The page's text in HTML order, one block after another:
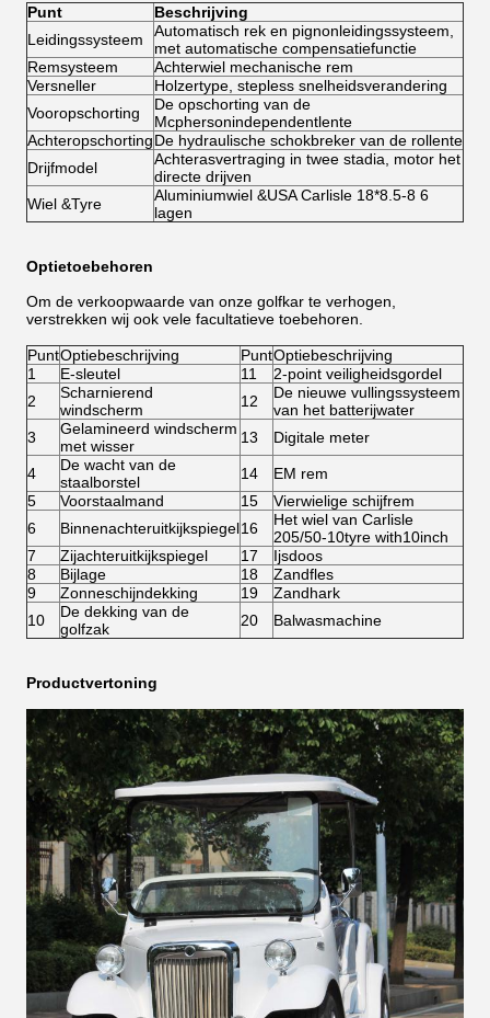
Punt
Beschrijving
Leidingssysteem
Automatisch rek en pignonleidingssysteem,
met automatische compensatiefunctie
Remsysteem
Achterwiel mechanische rem
Versneller
Holzertype, stepless snelheidsverandering
Vooropschorting
De opschorting van de
Mcphersonindependentlente
AchteropschortingDe hydraulische schokbreker van de rollente
Drijfmodel
Achterasvertraging in twee stadia, motor het
directe drijven
Wiel &Tyre
Aluminiumwiel &USA Carlisle 18*8.5-8 6
lagen
Optietoebehoren
Om de verkoopwaarde van onze golfkar te verhogen,
verstrekken wij ook vele facultatieve toebehoren.
PuntOptiebeschrijving PuntOptiebeschrijving
1
E-sleutel 11
2-point veiligheidsgordel
2
Scharnierend
windscherm
12
De nieuwe vullingssysteem
van het batterijwater
3
Gelamineerd windscherm
met wisser
13 Digitale meter
4
De wacht van de
staalborstel
14
EM rem
5
Voorstaalmand 15
Vierwielige schijfrem
6
Binnenachteruitkijkspiegel16
Het wiel van Carlisle
205/50-10tyre with10inch
7
Zijachteruitkijkspiegel 17
Ijsdoos
8
Bijlage 18
Zandfles
9
Zonneschijndekking 19
Zandhark
10
De dekking van de
golfzak
20 Balwasmachine
Productvertoning